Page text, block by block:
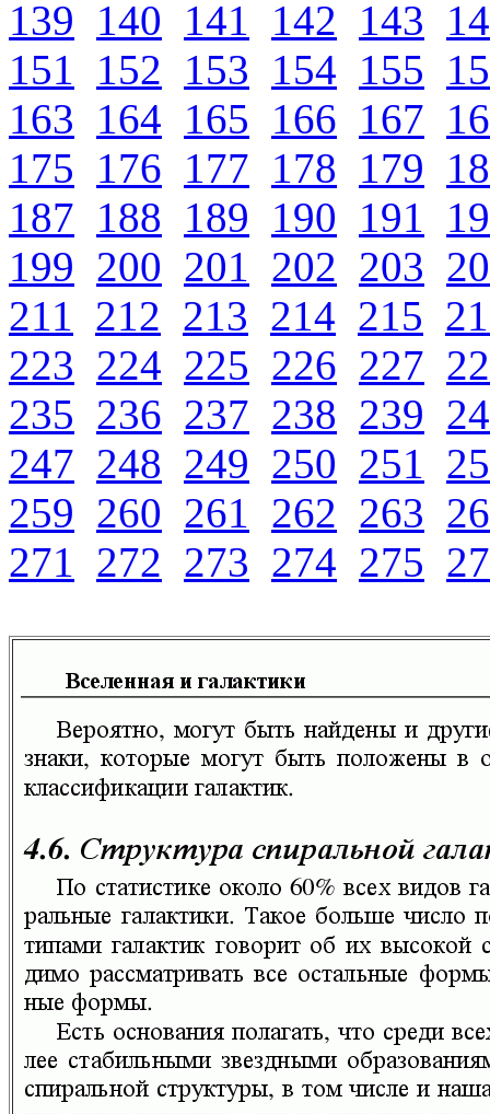
139 140 141 142 143
151
152 153 154 155
163 164 165 166 167
175 176 177 178 179
187 188 189 190 191
199 200 201 202 203
211 212 213 214 215
223 224 225 226 227
235 236 237 238 239
247 248 249 250 251
259 260 261 262 263
271 272 273 274 275